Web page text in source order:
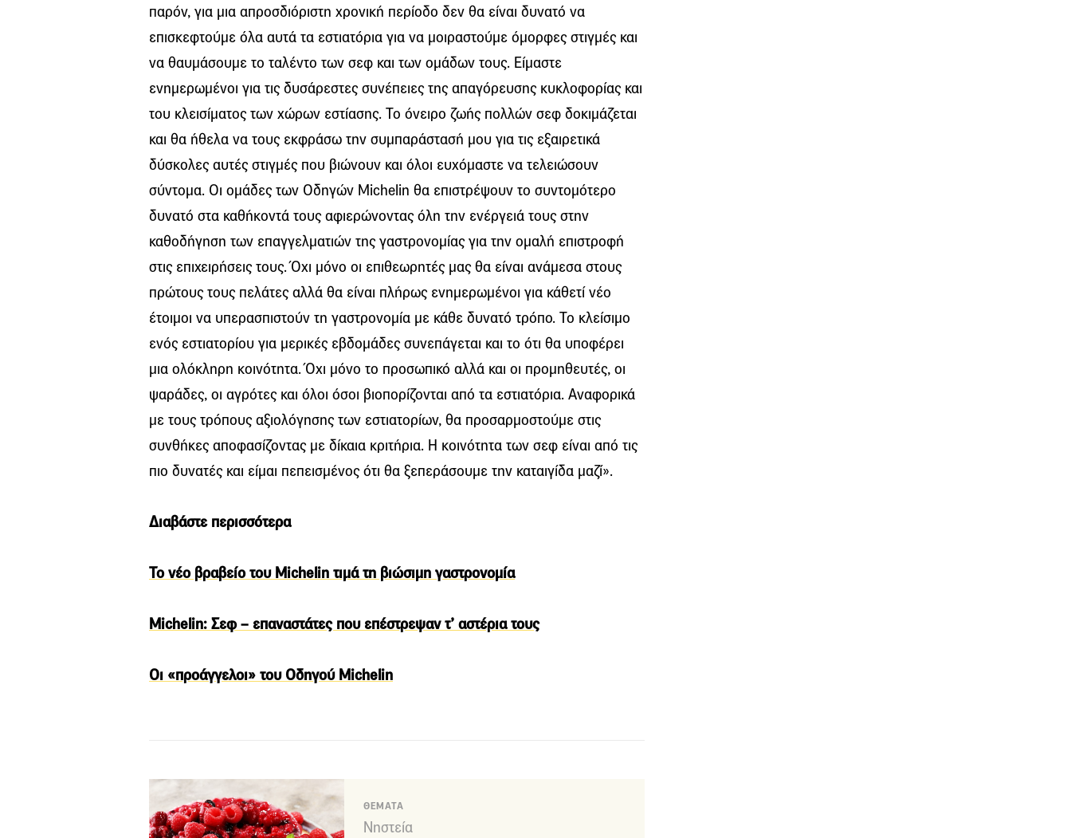
παρόν, για μια απροσδιόριστη χρονική περίοδο δεν θα είναι δυνατό να
επισκεφτούμε όλα αυτά τα εστιατόρια για να μοιραστούμε όμορφες στιγμές και
να θαυμάσουμε το ταλέντο των σεφ και των ομάδων τους. Είμαστε
ενημερωμένοι για τις δυσάρεστες συνέπειες της απαγόρευσης κυκλοφορίας και
του κλεισίματος των χώρων εστίασης. Το όνειρο ζωής πολλών σεφ δοκιμάζεται
και θα ήθελα να τους εκφράσω την συμπαράστασή μου για τις εξαιρετικά
δύσκολες αυτές στιγμές που βιώνουν και όλοι ευχόμαστε να τελειώσουν
σύντομα. Οι ομάδες των Οδηγών Michelin θα επιστρέψουν το συντομότερο
δυνατό στα καθήκοντά τους αφιερώνοντας όλη την ενέργειά τους στην
καθοδήγηση των επαγγελματιών της γαστρονομίας για την ομαλή επιστροφή
στις επιχειρήσεις τους. Όχι μόνο οι επιθεωρητές μας θα είναι ανάμεσα στους
πρώτους τους πελάτες αλλά θα είναι πλήρως ενημερωμένοι για κάθετί νέο
έτοιμοι να υπερασπιστούν τη γαστρονομία με κάθε δυνατό τρόπο. Το κλείσιμο
ενός εστιατορίου για μερικές εβδομάδες συνεπάγεται και το ότι θα υποφέρει
μια ολόκληρη κοινότητα. Όχι μόνο το προσωπικό αλλά και οι προμηθευτές, οι
ψαράδες, οι αγρότες και όλοι όσοι βιοπορίζονται από τα εστιατόρια. Αναφορικά
με τους τρόπους αξιολόγησης των εστιατορίων, θα προσαρμοστούμε στις
συνθήκες αποφασίζοντας με δίκαια κριτήρια. Η κοινότητα των σεφ είναι από τις
πιο δυνατές και είμαι πεπεισμένος ότι θα ξεπεράσουμε την καταιγίδα μαζί».
Διαβάστε περισσότερα
Το νέο βραβείο του Michelin τιμά τη βιώσιμη γαστρονομία
Michelin: Σεφ – επαναστάτες που επέστρεψαν τ’ αστέρια τους
Οι «προάγγελοι» του Οδηγού Michelin
ΘΕΜΑΤΑ
Νηστεία